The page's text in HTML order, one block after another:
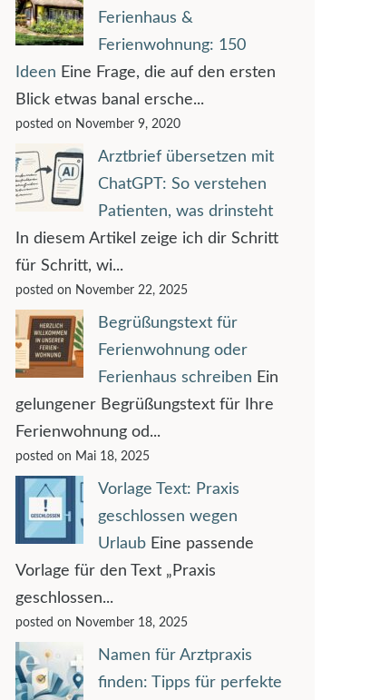
Ferienhaus &
Ferienwohnung: 150
Ideen Eine Frage, die auf den ersten
Blick etwas banal ersche...
posted on November 9, 2020
Arztbrief übersetzen mit
ChatGPT: So verstehen
Patienten, was drinsteht
In diesem Artikel zeige ich dir Schritt
für Schritt, wi...
posted on November 22, 2025
Begrüßungstext für
Ferienwohnung oder
Ferienhaus schreiben Ein
gelungener Begrüßungstext für Ihre
Ferienwohnung od...
posted on Mai 18, 2025
Vorlage Text: Praxis
geschlossen wegen
Urlaub Eine passende
Vorlage für den Text „Praxis
geschlossen...
posted on November 18, 2025
Namen für Arztpraxis
finden: Tipps für perfekte